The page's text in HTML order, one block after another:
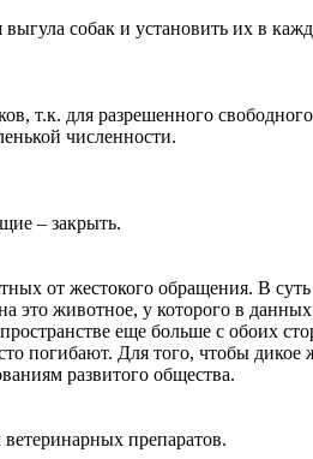
собак и установить их в
т.к. для разрешенного
численности.
– закрыть.
от жестокого обращения. В
животное, у которого в
еще больше с обоих
погибают. Для того, чтобы
развитого общества.
препаратов.